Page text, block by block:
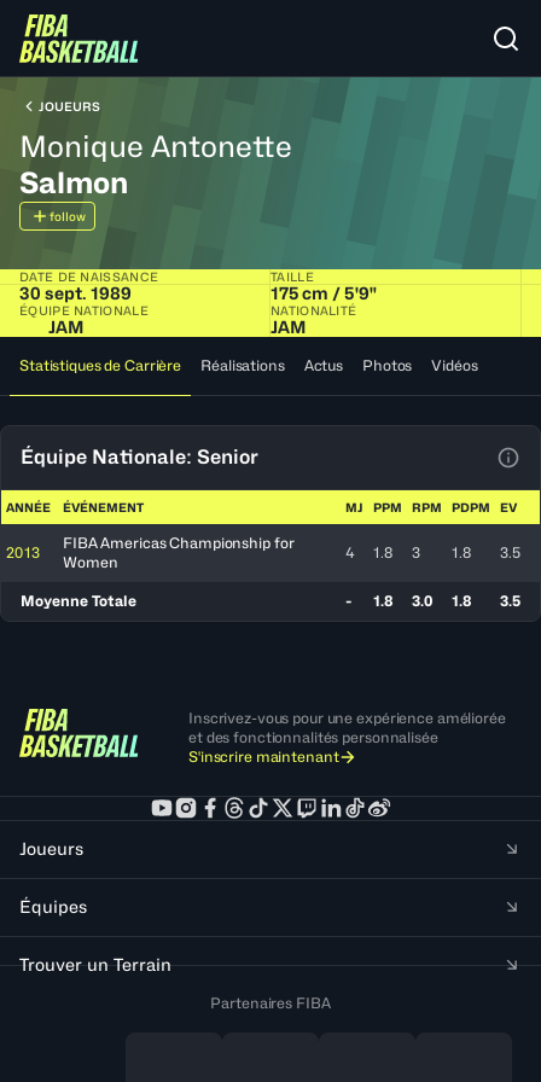
JOUEURS
Monique Antonette
Salmon
follow
DATE DE NAISSANCE
30 sept. 1989
TAILLE
175 cm / 5'9"
ÉQUIPE NATIONALE
JAM
NATIONALITÉ
JAM
Statistiques de Carrière Réalisations Actus Photos Vidéos
Équipe Nationale: Senior
ANNÉE ÉVÉNEMENT MJ PPM RPM PDPM EV
2013
FIBA Americas Championship for
Women
4 1.8 3 1.8 3.5
Moyenne Totale - 1.8 3.0 1.8 3.5
Inscrivez-vous pour une expérience améliorée
et des fonctionnalités personnalisée
S'inscrire maintenant
Joueurs
Équipes
Trouver un Terrain
Partenaires FIBA